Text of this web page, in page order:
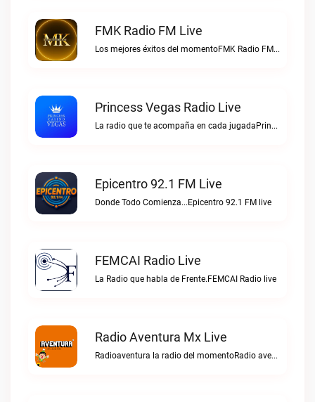
FMK Radio FM Live
Los mejores éxitos del momentoFMK Radio FM live
Princess Vegas Radio Live
La radio que te acompaña en cada jugadaPrincess Vegas Radio live
Epicentro 92.1 FM Live
Donde Todo Comienza...Epicentro 92.1 FM live
FEMCAI Radio Live
La Radio que habla de Frente.FEMCAI Radio live
Radio Aventura Mx Live
Radioaventura la radio del momentoRadio aventura mx live